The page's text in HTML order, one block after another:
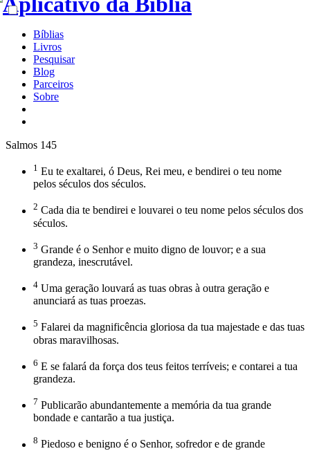
Bíblias
Livros
Pesquisar
Blog
Parceiros
Sobre
Salmos 145
1 Eu te exaltarei, ó Deus, Rei meu, e bendirei o teu nome
pelos séculos dos séculos.
2 Cada dia te bendirei e louvarei o teu nome pelos séculos dos
séculos.
3 Grande é o Senhor e muito digno de louvor; e a sua
grandeza, inescrutável.
4 Uma geração louvará as tuas obras à outra geração e
anunciará as tuas proezas.
5 Falarei da magnificência gloriosa da tua majestade e das tuas
obras maravilhosas.
6 E se falará da força dos teus feitos terríveis; e contarei a tua
grandeza.
7 Publicarão abundantemente a memória da tua grande
bondade e cantarão a tua justiça.
8 Piedoso e benigno é o Senhor, sofredor e de grande